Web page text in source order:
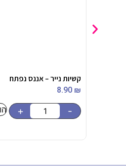
קשיות נייר – אננס נפתח
8.90 ₪
-
+